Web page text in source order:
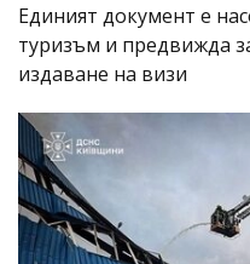
Единият документ е
туризъм и предвижда
издаване на визи